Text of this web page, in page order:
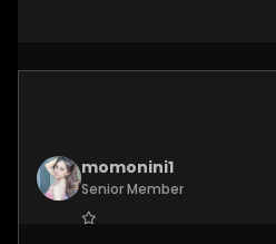
momonini1
Senior Member